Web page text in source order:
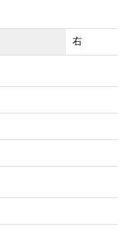
右